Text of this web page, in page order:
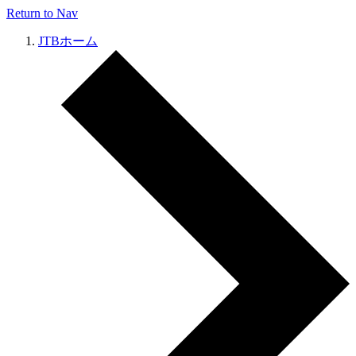
Return to Nav
JTBホーム